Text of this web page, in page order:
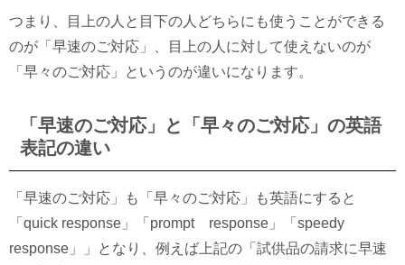
つまり、目上の人と目下の人どちらにも使うことができる
のが「早速のご対応」、目上の人に対して使えないのが
「早々のご対応」というのが違いになります。
「早速のご対応」と「早々のご対応」の英語
表記の違い
「早速のご対応」も「早々のご対応」も英語にすると
「quick response」「prompt response」「speedy
response」」となり、例えば上記の「試供品の請求に早速